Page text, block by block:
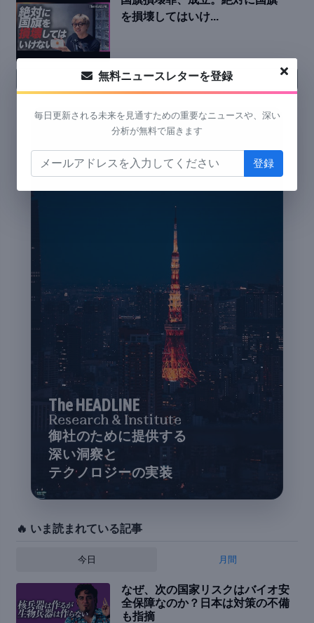
を損壊してはいけ...
YouTube 動画をもっと見る
The HEADLINE
Research & Institute
御社のために提供する
深い洞察と
テクノロジーの実装
🔥 いま読まれている記事
今日 月間
なぜ、次の国家リスクはバイオ安
全保障なのか？日本は対策の不備
も指摘
無料ニュースレターを登録
毎日更新される未来を見通すための重要なニュースや、深い
分析が無料で届きます